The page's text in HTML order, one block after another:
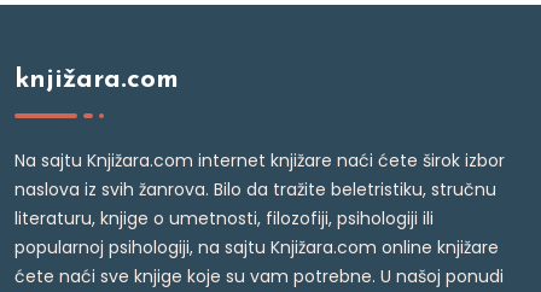
knjižara.com
Na sajtu Knjižara.com internet knjižare naći ćete širok izbor
naslova iz svih žanrova. Bilo da tražite beletristiku, stručnu
literaturu, knjige o umetnosti, filozofiji, psihologiji ili
popularnoj psihologiji, na sajtu Knjižara.com online knjižare
ćete naći sve knjige koje su vam potrebne. U našoj ponudi